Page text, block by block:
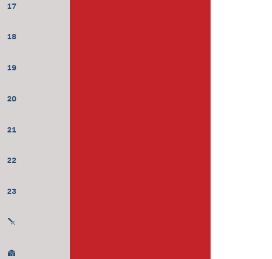
17
18
19
20
21
22
23